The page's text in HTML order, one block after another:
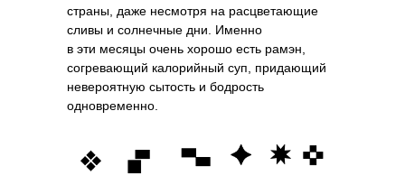
страны, даже несмотря на расцветающие
сливы и солнечные дни. Именно
в эти месяцы очень хорошо есть рамэн,
согревающий калорийный суп, придающий
невероятную сытость и бодрость
одновременно.